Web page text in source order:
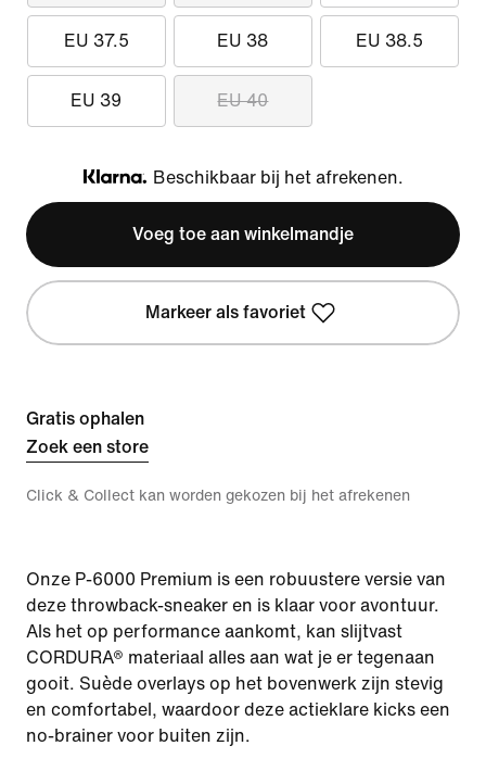
EU 37.5 EU 38 EU 38.5
EU 39 EU 40
Klarna
Beschikbaar bij het afrekenen.
Voeg toe aan winkelmandje
Markeer als favoriet
Gratis ophalen
Zoek een store
Click & Collect kan worden gekozen bij het afrekenen
Onze P-6000 Premium is een robuustere versie van
deze throwback-sneaker en is klaar voor avontuur.
Als het op performance aankomt, kan slijtvast
CORDURA® materiaal alles aan wat je er tegenaan
gooit. Suède overlays op het bovenwerk zijn stevig
en comfortabel, waardoor deze actieklare kicks een
no-brainer voor buiten zijn.